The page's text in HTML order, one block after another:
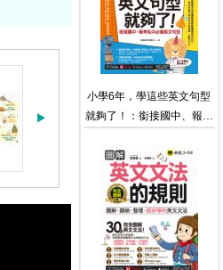
小學6年，學這些英文句型
就夠了！：銜接國中、報考
「Youtor App」內含VRP虛
擬點讀筆）